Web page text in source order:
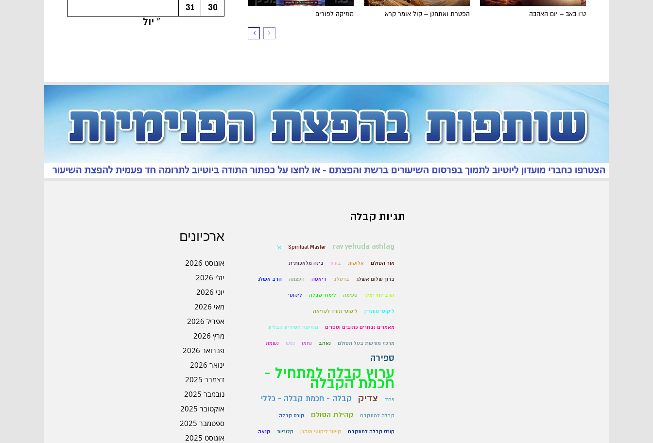
מוזיקה לפורים הפטרת ואתחנן – קול אומר קרא ט"ו באב – יום האהבה
30
31
« יול
ארכיונים
אוגוסט 2026
יולי 2026
יוני 2026
מאי 2026
אפריל 2026
מרץ 2026
פברואר 2026
ינואר 2026
דצמבר 2025
נובמבר 2025
אוקטובר 2025
ספטמבר 2025
אוגוסט 2025
תגיות קבלה
rav yehuda ashlag
Spiritual Master א'
אור הסולם אלוקות בורא בינה מלאכותית
ברוך שלום אשלג ברסלב דיאטה העצמה הרב אשלג
הרב יוחי ימיני טעימה לימוד קבלה ליקוטי
ליקוטי מוהר״ן ליקוטי תורה לקריאה
מאמרים נבחרים כתובים וספרים מוזיקה חסידית קבלית
מרכז מורשת בעל הסולם נאהב נחמן נפש נשמה
ספירה
ערוץ קבלה למתחיל -
חכמת הקבלה
פחד צדיק קבלה - חכמת קבלה - כללי
קבלה למתקדם קהילת הסולם קורס קבלה
קורס קבלה למתקדם קיצור ליקוטי מוהרן קלוריות קנאה